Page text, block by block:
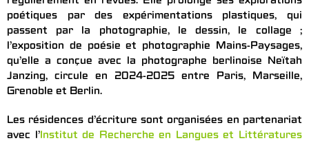
poétiques par des expérimentations plastiques, qui
passent par la photographie, le dessin, le collage ;
l’exposition de poésie et photographie Mains-Paysages,
qu’elle a conçue avec la photographe berlinoise Neïtah
Janzing, circule en 2024-2025 entre Paris, Marseille,
Grenoble et Berlin.
Les résidences d’écriture sont organisées en partenariat
avec l’Institut de Recherche en Langues et Littératures